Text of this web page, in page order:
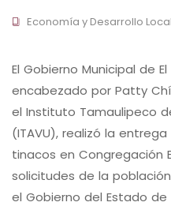
Economía y Desarrollo Local
El Gobierno Municipal de
encabezado por Patty
el Instituto Tamaulipeco
(ITAVU), realizó la
tinacos en Congregación
solicitudes de la
el Gobierno del Estado